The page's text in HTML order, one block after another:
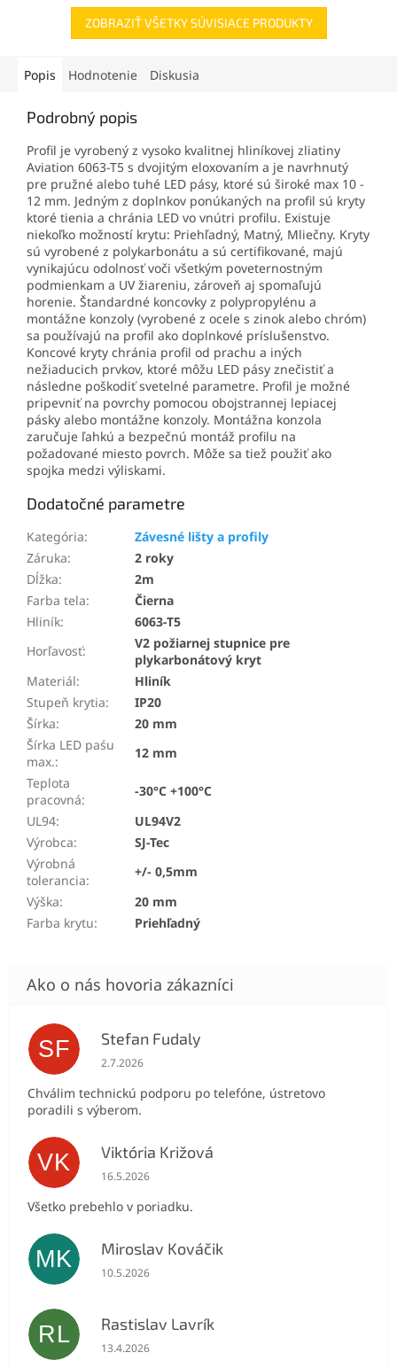
ZOBRAZIŤ VŠETKY SÚVISIACE PRODUKTY
Popis Hodnotenie Diskusia
Podrobný popis
Profil je vyrobený z vysoko kvalitnej hliníkovej zliatiny
Aviation 6063-T5 s dvojitým eloxovaním a je navrhnutý
pre pružné alebo tuhé LED pásy, ktoré sú široké max 10 -
12 mm. Jedným z doplnkov ponúkaných na profil sú kryty
ktoré tienia a chránia LED vo vnútri profilu. Existuje
niekoľko možností krytu: Priehľadný, Matný, Mliečny. Kryty
sú vyrobené z polykarbonátu a sú certifikované, majú
vynikajúcu odolnosť voči všetkým poveternostným
podmienkam a UV žiareniu, zároveň aj spomaľujú
horenie. Štandardné koncovky z polypropylénu a
montážne konzoly (vyrobené z ocele s zinok alebo chróm)
sa používajú na profil ako doplnkové príslušenstvo.
Koncové kryty chránia profil od prachu a iných
nežiaducich prvkov, ktoré môžu LED pásy znečistiť a
následne poškodiť svetelné parametre. Profil je možné
pripevniť na povrchy pomocou obojstrannej lepiacej
pásky alebo montážne konzoly. Montážna konzola
zaručuje ľahkú a bezpečnú montáž profilu na
požadované miesto povrch. Môže sa tiež použiť ako
spojka medzi výliskami.
Dodatočné parametre
Kategória:
Závesné lišty a profily
Záruka:
2 roky
Dĺžka:
2m
Farba tela:
Čierna
Hliník:
6063-T5
Horľavosť:
V2 požiarnej stupnice pre
plykarbonátový kryt
Materiál:
Hliník
Stupeň krytia:
IP20
Šírka:
20 mm
Šírka LED paśu
max.:
12 mm
Teplota
pracovná:
-30°C +100°C
UL94:
UL94V2
Výrobca:
SJ-Tec
Výrobná
tolerancia:
+/- 0,5mm
Výška:
20 mm
Farba krytu: Priehľadný
SF Stefan Fudaly
Hodnotenie obchodu je 5 z 5 hviezdičiek.
2.7.2026
Chválim technickú podporu po telefóne, ústretovo
poradili s výberom.
VK Viktória Križová
Hodnotenie obchodu je 5 z 5 hviezdičiek.
16.5.2026
Všetko prebehlo v poriadku.
MK Miroslav Kováčik
Hodnotenie obchodu je 5 z 5 hviezdičiek.
10.5.2026
RL Rastislav Lavrík
Hodnotenie obchodu je 5 z 5 hviezdičiek.
13.4.2026